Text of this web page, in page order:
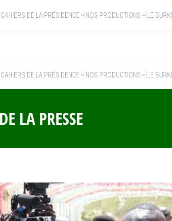
CAHIERS DE LA PRÉSIDENCE NOS PRODUCTIONS LE
LA PRESSE
CAHIERS DE LA PRÉSIDENCE NOS PRODUCTIONS LE